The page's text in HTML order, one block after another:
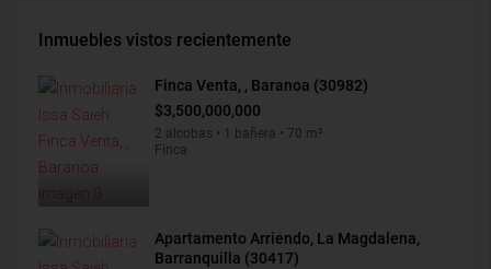
Inmuebles vistos recientemente
Finca Venta, , Baranoa (30982)
$3,500,000,000
2 alcobas • 1 bañera • 70 m²
Finca
Apartamento Arriendo, La Magdalena,
Barranquilla (30417)